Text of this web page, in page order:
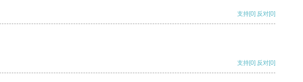
支持[0] 反对[0]
支持[0] 反对[0]